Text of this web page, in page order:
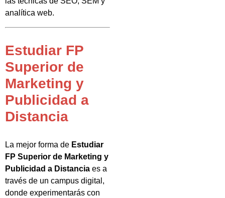
analítica web.
Estudiar FP
Superior de
Marketing y
Publicidad a
Distancia
La mejor forma de Estudiar
FP Superior de Marketing y
Publicidad a Distancia es a
través de un campus digital,
donde experimentarás con